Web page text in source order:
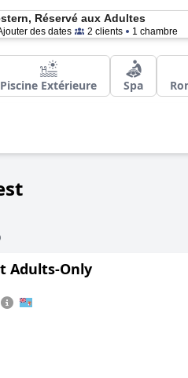
Réservé aux Adultes
des dates 2 clients 1 chambre
Piscine Extérieure Spa
Adults-Only